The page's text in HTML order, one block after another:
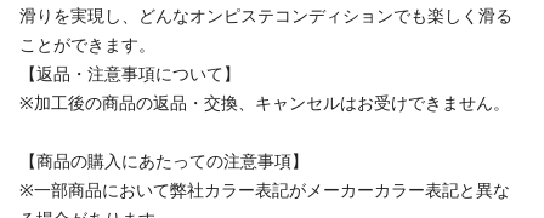
滑りを実現し、どんなオンピステコンディションでも楽しく滑る
ことができます。
【返品・注意事項について】
※加工後の商品の返品・交換、キャンセルはお受けできません。
【商品の購入にあたっての注意事項】
※一部商品において弊社カラー表記がメーカーカラー表記と異な